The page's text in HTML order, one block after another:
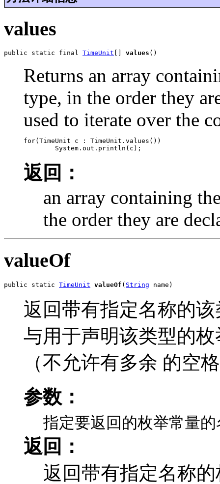
values
public static final TimeUnit values ()
Returns an array
type, in the order they
used to iterate over the
for(TimeUnit c : TimeUnit.values())
返回：
an array containing
the order they are
valueOf
public static TimeUnit valueOf ( String name)
返回带有指定名称的
与用于声明该类型的
（不允许有多余 的空
参数：
指定要返回的枚举常量
返回：
返回带有指定名称